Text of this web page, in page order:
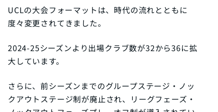
UCLの大会フォーマットは、時代の流れとともに
度々変更されてきました。
2024-25シーズンより出場クラブ数が32から36に拡
大しています。
さらに、前シーズンまでのグループステージ・ノッ
クアウトステージ制が廃止され、リーグフェーズ・